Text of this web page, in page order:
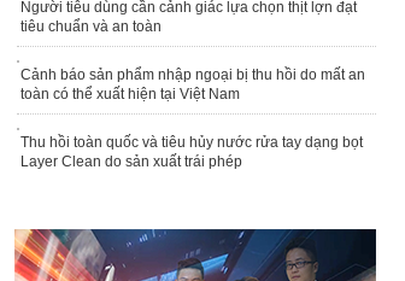
Người tiêu dùng cần cảnh giác lựa chọn thịt lợn đạt
tiêu chuẩn và an toàn
Cảnh báo sản phẩm nhập ngoại bị thu hồi do mất an
toàn có thể xuất hiện tại Việt Nam
Thu hồi toàn quốc và tiêu hủy nước rửa tay dạng bọt
Layer Clean do sản xuất trái phép